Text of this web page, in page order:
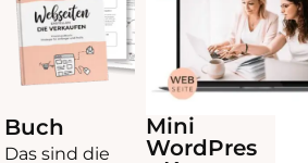
Buch
Das sind die
Mini
WordPres